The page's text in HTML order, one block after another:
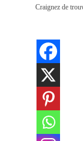
Craignez de